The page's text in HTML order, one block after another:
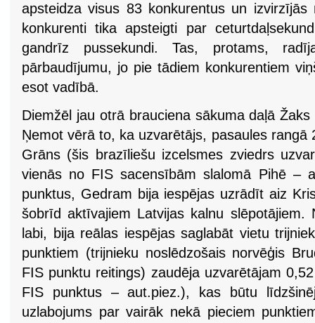
apsteidza visus 83 konkurentus un
konkurenti tika apsteigti par
gandrīz pussekundi. Tas, protams,
pārbaudījumu, jo pie tādiem konkurentiem
esot vadībā.
Diemžēl jau otrā brauciena sākuma daļā
Ņemot vērā to, ka uzvarētājs, pasaules rangā
Grāns (šis brazīliešu izcelsmes zviedrs
vienās no FIS sacensībām slalomā Pihē –
punktus, Gedram bija iespējas uzrādīt aiz
šobrīd aktīvajiem Latvijas kalnu slēpotājiem.
labi, bija reālas iespējas saglabāt vietu
punktiem (trijnieku noslēdzošais norvēģis
FIS punktu reitings) zaudēja uzvarētājam
FIS punktus – aut.piez.), kas būtu
uzlabojums par vairāk nekā pieciem